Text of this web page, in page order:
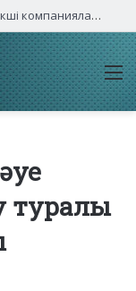
Қасым-Жомарт Тоқаев Қытайдың жетекші компаниялары басшыларымен кездесті
туралы